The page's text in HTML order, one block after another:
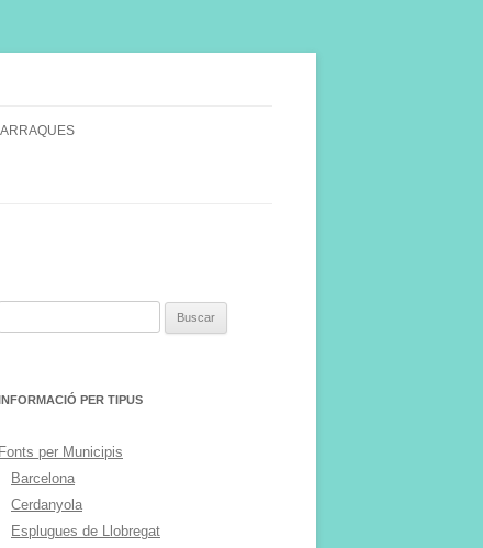
PER TIPUS
Fonts per Municipis
Barcelona
Cerdanyola
Esplugues de Llobregat